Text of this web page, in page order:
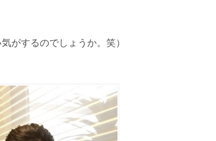
がするのでしょうか。笑）